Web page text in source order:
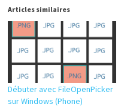
Articles similaires
Débuter avec FileOpenPicker
sur Windows (Phone)